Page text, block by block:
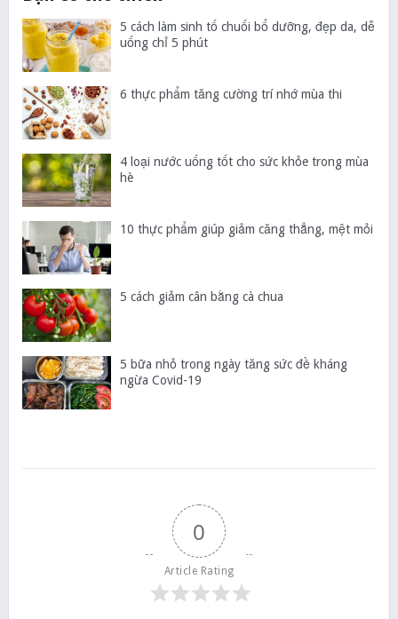
5 cách làm sinh tố chuối bổ dưỡng, đẹp da, dễ
uống chỉ 5 phút
6 thực phẩm tăng cường trí nhớ mùa thi
4 loại nước uống tốt cho sức khỏe trong mùa
hè
10 thực phẩm giúp giảm căng thẳng, mệt mỏi
5 cách giảm cân bằng cà chua
5 bữa nhỏ trong ngày tăng sức đề kháng
ngừa Covid-19
0
Article Rating